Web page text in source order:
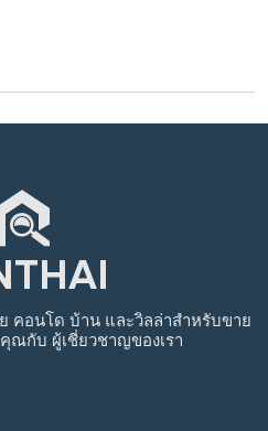
คอนโด บ้าน และวิลล่าสำหรับขาย
คุณกับ ผู้เชี่ยวชาญของเรา